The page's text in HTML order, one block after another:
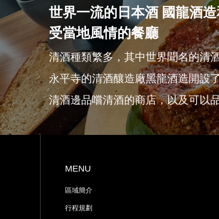
世界一流的日本酒 國龍酒
受當地風情的餐廳
清酒種類繁多，其中世界聞名的清
永平寺的清酒釀造廠黑龍酒造開設
清酒邊品嚐清酒的商店，以及可以
MENU
區域簡介
行程規劃